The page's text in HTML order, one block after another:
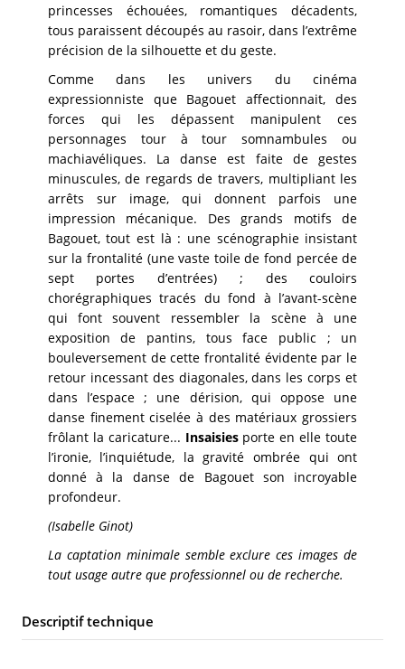
princesses échouées, romantiques décadents,
tous paraissent découpés au rasoir, dans l’extrême
précision de la silhouette et du geste.
Comme dans les univers du cinéma
expressionniste que Bagouet affectionnait, des
forces qui les dépassent manipulent ces
personnages tour à tour somnambules ou
machiavéliques. La danse est faite de gestes
minuscules, de regards de travers, multipliant les
arrêts sur image, qui donnent parfois une
impression mécanique. Des grands motifs de
Bagouet, tout est là : une scénographie insistant
sur la frontalité (une vaste toile de fond percée de
sept portes d’entrées) ; des couloirs
chorégraphiques tracés du fond à l’avant-scène
qui font souvent ressembler la scène à une
exposition de pantins, tous face public ; un
bouleversement de cette frontalité évidente par le
retour incessant des diagonales, dans les corps et
dans l’espace ; une dérision, qui oppose une
danse finement ciselée à des matériaux grossiers
frôlant la caricature... Insaisiesporte en elle toute
l’ironie, l’inquiétude, la gravité ombrée qui ont
donné à la danse de Bagouet son incroyable
profondeur.
(Isabelle Ginot)
La captation minimale semble exclure ces images de
tout usage autre que professionnel ou de recherche.
Descriptif technique